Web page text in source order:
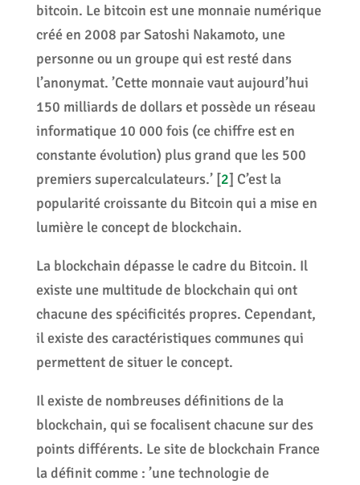
bitcoin. Le bitcoin est une monnaie numérique
créé en 2008 par Satoshi Nakamoto, une
personne ou un groupe qui est resté dans
l’anonymat. ’Cette monnaie vaut aujourd’hui
150 milliards de dollars et possède un réseau
informatique 10 000 fois (ce chiffre est en
constante évolution) plus grand que les 500
premiers supercalculateurs.’[2] C’est la
popularité croissante du Bitcoin qui a mise en
lumière le concept de blockchain.
La blockchain dépasse le cadre du Bitcoin. Il
existe une multitude de blockchain qui ont
chacune des spécificités propres. Cependant,
il existe des caractéristiques communes qui
permettent de situer le concept.
Il existe de nombreuses définitions de la
blockchain, qui se focalisent chacune sur des
points différents. Le site de blockchain France
la définit comme : ’une technologie de